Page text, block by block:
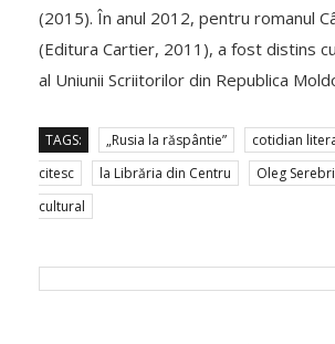
(2015). În anul 2012, pentru romanul
(Editura Cartier, 2011), a fost distins
al Uniunii Scriitorilor din Republica
TAGS: „Rusia la răspântie” cotidian
citesc
la Librăria din Centru Oleg
cultural